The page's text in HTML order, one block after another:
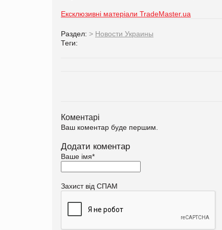
Ексклюзивні матеріали TradeMaster.ua
Раздел: > Новости Украины
Теги:
Коментарі
Ваш коментар буде першим.
Додати коментар
Ваше імя*
Захист від СПАМ